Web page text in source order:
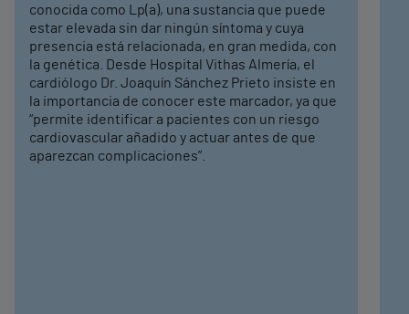
conocida como Lp(a), una sustancia que puede
estar elevada sin dar ningún síntoma y cuya
presencia está relacionada, en gran medida, con
la genética. Desde Hospital Vithas Almería, el
cardiólogo Dr. Joaquín Sánchez Prieto insiste en
la importancia de conocer este marcador, ya que
“permite identificar a pacientes con un riesgo
cardiovascular añadido y actuar antes de que
aparezcan complicaciones”.